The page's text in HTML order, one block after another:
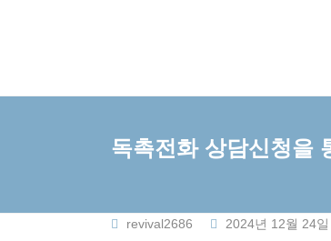
독촉전화 상담신청을
revival2686 2024년 12월 24일